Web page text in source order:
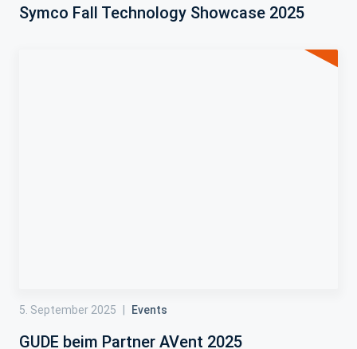
Symco Fall Technology Showcase 2025
5. September 2025 Events
GUDE beim Partner AVent 2025